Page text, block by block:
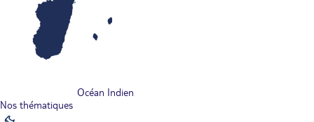
Océan Indien
Nos thématiques